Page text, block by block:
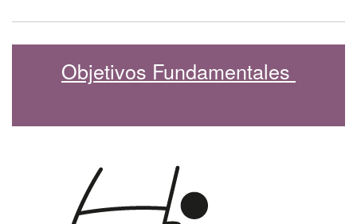
Objetivos Fundamentales